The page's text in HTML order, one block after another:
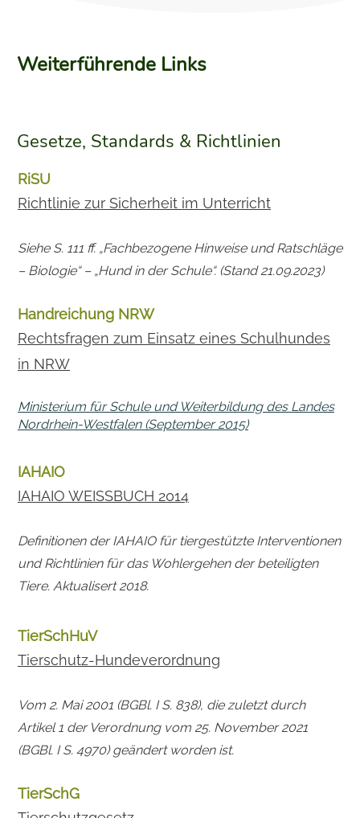
Weiterführende Links
Gesetze, Standards & Richtlinien
RiSU
Richtlinie zur Sicherheit im Unterricht
Siehe S. 111 ff. „Fachbezogene Hinweise und Ratschläge
– Biologie“ – „Hund in der Schule“. (Stand 21.09.2023)
Handreichung NRW
Rechtsfragen zum Einsatz eines Schulhundes
in NRW
Ministerium für Schule und Weiterbildung des Landes
Nordrhein-Westfalen (September 2015)
IAHAIO
IAHAIO WEISSBUCH 2014
Definitionen der IAHAIO für tiergestützte Interventionen
und Richtlinien für das Wohlergehen der beteiligten
Tiere. Aktualisert 2018.
TierSchHuV
Tierschutz-Hundeverordnung
Vom 2. Mai 2001 (BGBl. I S. 838), die zuletzt durch
Artikel 1 der Verordnung vom 25. November 2021
(BGBl. I S. 4970) geändert worden ist.
TierSchG